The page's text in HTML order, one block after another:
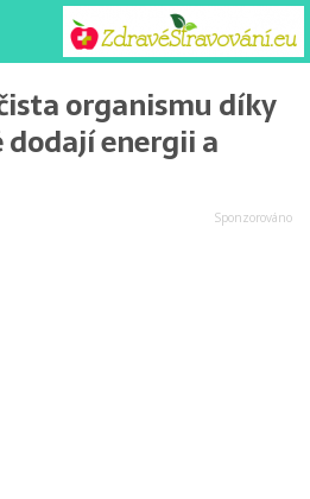
organismu díky
energii a